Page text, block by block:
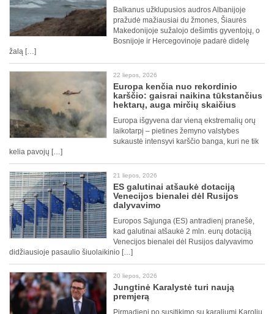
Balkanus užklupusios audros Albanijoje
pražudė mažiausiai du žmones, Šiaurės
Makedonijoje sužalojo dešimtis gyventojų, o
Bosnijoje ir Hercegovinoje padarė didelę
žalą […]
22 liepos, 2026
Europa kenčia nuo rekordinio
karščio: gaisrai naikina tūkstančius
hektarų, auga mirčių skaičius
Europa išgyvena dar vieną ekstremalių orų
laikotarpį – pietines žemyno valstybes
sukaustė intensyvi karščio banga, kuri ne tik
kelia pavojų […]
21 liepos, 2026
ES galutinai atšaukė dotaciją
Venecijos bienalei dėl Rusijos
dalyvavimo
Europos Sąjunga (ES) antradienį pranešė,
kad galutinai atšaukė 2 mln. eurų dotaciją
Venecijos bienalei dėl Rusijos dalyvavimo
didžiausioje pasaulio šiuolaikinio […]
20 liepos, 2026
Jungtinė Karalystė turi naują
premjerą